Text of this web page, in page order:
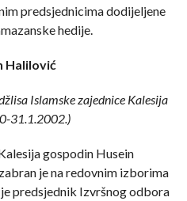
predsjednicima dodijeljene
hedije.
Halilović
Islamske zajednice Kalesija
31.1.2002.)
gospodin Husein
je na redovnim izborima
predsjednik Izvršnog odbora